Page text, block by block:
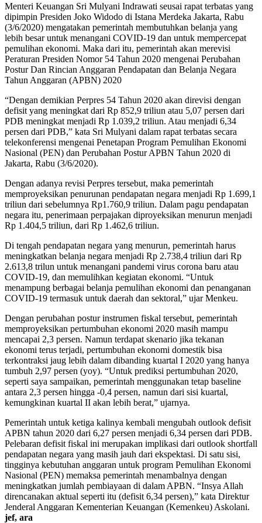
Menteri Keuangan Sri Mulyani Indrawati seusai rapat terbatas yang
dipimpin Presiden Joko Widodo di Istana Merdeka Jakarta, Rabu
(3/6/2020) mengatakan pemerintah membutuhkan belanja yang
lebih besar untuk menangani COVID-19 dan untuk mempercepat
pemulihan ekonomi. Maka dari itu, pemerintah akan merevisi
Peraturan Presiden Nomor 54 Tahun 2020 mengenai Perubahan
Postur Dan Rincian Anggaran Pendapatan dan Belanja Negara
Tahun Anggaran (APBN) 2020
“Dengan demikian Perpres 54 Tahun 2020 akan direvisi dengan
defisit yang meningkat dari Rp 852,9 triliun atau 5,07 persen dari
PDB meningkat menjadi Rp 1.039,2 triliun. Atau menjadi 6,34
persen dari PDB,” kata Sri Mulyani dalam rapat terbatas secara
telekonferensi mengenai Penetapan Program Pemulihan Ekonomi
Nasional (PEN) dan Perubahan Postur APBN Tahun 2020 di
Jakarta, Rabu (3/6/2020).
Dengan adanya revisi Perpres tersebut, maka pemerintah
memproyeksikan penurunan pendapatan negara menjadi Rp 1.699,1
triliun dari sebelumnya Rp1.760,9 triliun. Dalam pagu pendapatan
negara itu, penerimaan perpajakan diproyeksikan menurun menjadi
Rp 1.404,5 triliun, dari Rp 1.462,6 triliun.
Di tengah pendapatan negara yang menurun, pemerintah harus
meningkatkan belanja negara menjadi Rp 2.738,4 triliun dari Rp
2.613,8 trilun untuk menangani pandemi virus corona baru atau
COVID-19, dan memulihkan kegiatan ekonomi. “Untuk
menampung berbagai belanja pemulihan ekonomi dan penanganan
COVID-19 termasuk untuk daerah dan sektoral,” ujar Menkeu.
Dengan perubahan postur instrumen fiskal tersebut, pemerintah
memproyeksikan pertumbuhan ekonomi 2020 masih mampu
mencapai 2,3 persen. Namun terdapat skenario jika tekanan
ekonomi terus terjadi, pertumbuhan ekonomi domestik bisa
terkontraksi jaug lebih dalam dibanding kuartal I 2020 yang hanya
tumbuh 2,97 persen (yoy). “Untuk prediksi pertumbuhan 2020,
seperti saya sampaikan, pemerintah menggunakan tetap baseline
antara 2,3 persen hingga -0,4 persen, namun dari sisi kuartal,
kemungkinan kuartal II akan lebih berat,” ujarnya.
Pemerintah untuk ketiga kalinya kembali mengubah outlook defisit
APBN tahun 2020 dari 6,27 persen menjadi 6,34 persen dari PDB.
Pelebaran defisit fiskal ini merupakan implikasi dari outlook shortfall
pendapatan negara yang masih jauh dari ekspektasi. Di satu sisi,
tingginya kebutuhan anggaran untuk program Pemulihan Ekonomi
Nasional (PEN) memaksa pemerintah menambalnya dengan
meningkatkan jumlah pembiayaan di dalam APBN. “Insya Allah
direncanakan aktual seperti itu (defisit 6,34 persen),” kata Direktur
Jenderal Anggaran Kementerian Keuangan (Kemenkeu) Askolani.
jef, ara